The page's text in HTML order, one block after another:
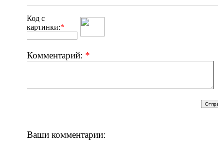
Код с
картинки:*
Комментарий: *
Ваши комментарии: